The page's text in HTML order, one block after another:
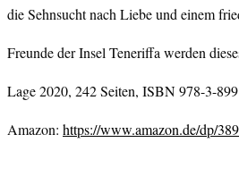
die Sehnsucht nach Liebe und einem
Freunde der Insel Teneriffa werden
Lage 2020, 242 Seiten, ISBN 978-3-
Amazon: https://www.amazon.de/dp/